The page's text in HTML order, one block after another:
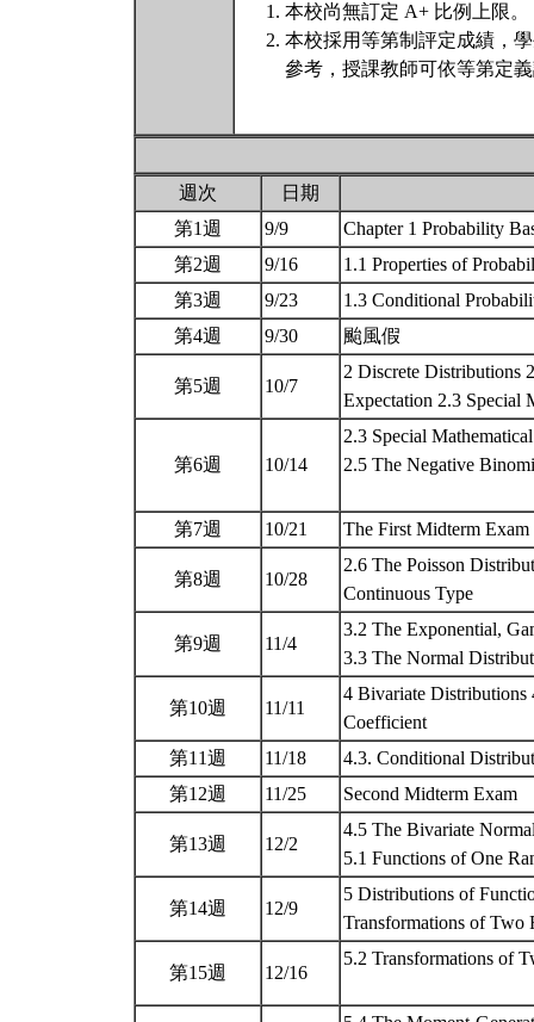
本校尚無訂定 A+ 比例上限。
本校採用等第制評定成績，
參考，授課教師可依等第定
週次
日期
第1週
9/9
Chapter 1 Probability
第2週
9/16
1.1 Properties of
第3週
9/23
1.3 Conditional
第4週
9/30 颱風假
第5週 10/7
2 Discrete Distributions
Expectation 2.3 Special
第6週 10/14
2.3 Special
2.5 The Negative
第7週 10/21 The First Midterm Exam
第8週 10/28
2.6 The Poisson
Continuous Type
第9週 11/4
3.2 The Exponential,
3.3 The Normal
第10週 11/11
4 Bivariate Distributions
Coefficient
第11週
11/18
4.3. Conditional
第12週
11/25 Second Midterm Exam
第13週 12/2
4.5 The Bivariate
5.1 Functions of One
第14週 12/9
5 Distributions of
Transformations of Two
第15週 12/16
5.2 Transformations of